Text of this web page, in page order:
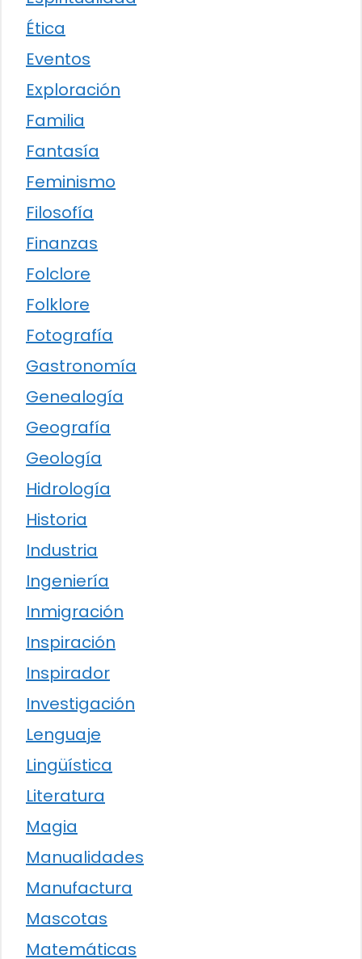
Ética
Eventos
Exploración
Familia
Fantasía
Feminismo
Filosofía
Finanzas
Folclore
Folklore
Fotografía
Gastronomía
Genealogía
Geografía
Geología
Hidrología
Historia
Industria
Ingeniería
Inmigración
Inspiración
Inspirador
Investigación
Lenguaje
Lingüística
Literatura
Magia
Manualidades
Manufactura
Mascotas
Matemáticas